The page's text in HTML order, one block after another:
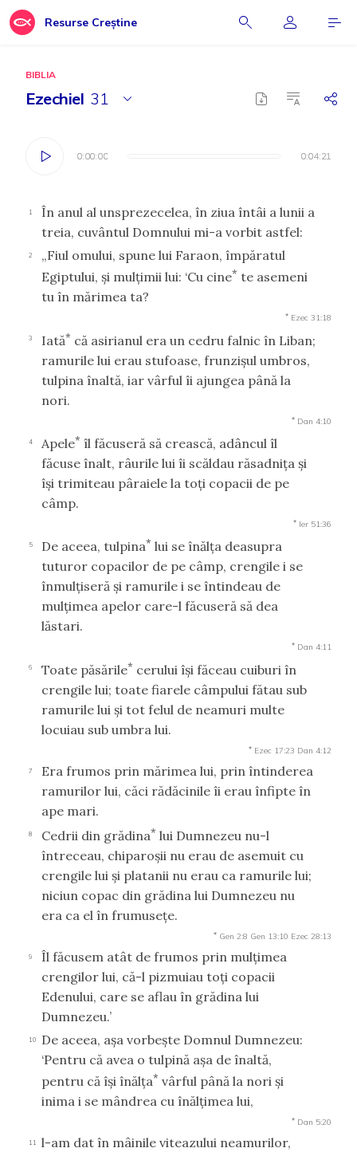
Resurse Creștine
BIBLIA
Ezechiel 31
0:00:00 0:04:21
0:00:00 0:04:21
1
În anul al unsprezecelea, în ziua întâi a lunii a
treia, cuvântul Domnului mi-a vorbit astfel:
2
„Fiul omului, spune lui Faraon, împăratul
Egiptului, şi mulţimii lui: ‘Cu cine* te asemeni
tu în mărimea ta?
* Ezec 31:18
3 Iată* că asirianul era un cedru falnic în Liban;
ramurile lui erau stufoase, frunzişul umbros,
tulpina înaltă, iar vârful îi ajungea până la
nori.
* Dan 4:10
4 Apele* îl făcuseră să crească, adâncul îl
făcuse înalt, râurile lui îi scăldau răsadniţa şi
îşi trimiteau pâraiele la toţi copacii de pe
câmp.
* Ier 51:36
5 De aceea, tulpina* lui se înălţa deasupra
tuturor copacilor de pe câmp, crengile i se
înmulţiseră şi ramurile i se întindeau de
mulţimea apelor care-l făcuseră să dea
lăstari.
* Dan 4:11
6 Toate păsările* cerului îşi făceau cuiburi în
crengile lui; toate fiarele câmpului fătau sub
ramurile lui şi tot felul de neamuri multe
locuiau sub umbra lui.
* Ezec 17:23 Dan 4:12
7
Era frumos prin mărimea lui, prin întinderea
ramurilor lui, căci rădăcinile îi erau înfipte în
ape mari.
8 Cedrii din grădina* lui Dumnezeu nu-l
întreceau, chiparoşii nu erau de asemuit cu
crengile lui şi platanii nu erau ca ramurile lui;
niciun copac din grădina lui Dumnezeu nu
era ca el în frumuseţe.
* Gen 2:8 Gen 13:10 Ezec 28:13
9
Îl făcusem atât de frumos prin mulţimea
crengilor lui, că-l pizmuiau toţi copacii
Edenului, care se aflau în grădina lui
Dumnezeu.’
10
De aceea, aşa vorbeşte Domnul Dumnezeu:
‘Pentru că avea o tulpină aşa de înaltă,
pentru că îşi înălţa* vârful până la nori şi
inima i se mândrea cu înălţimea lui,
* Dan 5:20
11
l-am dat în mâinile viteazului neamurilor,